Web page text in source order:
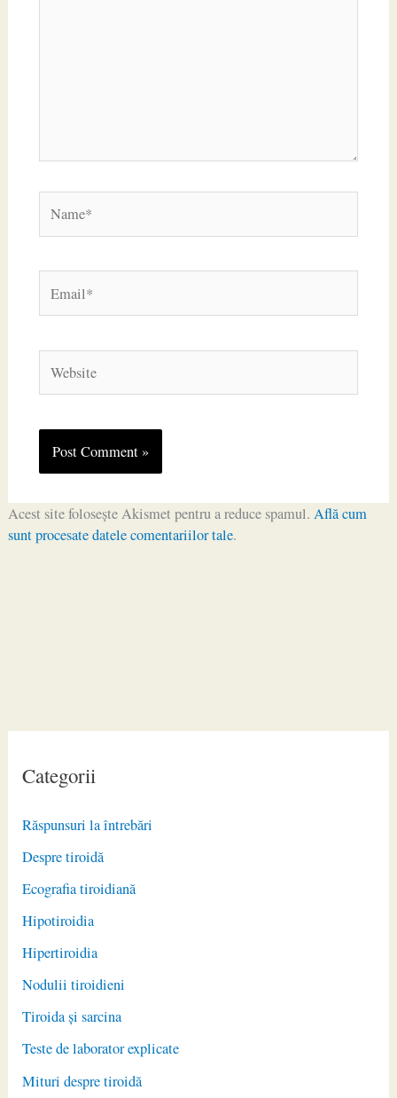
Categorii
Răspunsuri la întrebări
Despre tiroidă
Ecografia tiroidiană
Hipotiroidia
Hipertiroidia
Nodulii tiroidieni
Tiroida și sarcina
Teste de laborator explicate
Mituri despre tiroidă
Acest site folosește Akismet pentru a reduce spamul. Află cum
sunt procesate datele comentariilor tale.